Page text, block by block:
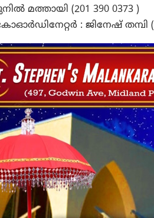
മത്തായി (201 390 0373 )
: ജിനേഷ് തമ്പി